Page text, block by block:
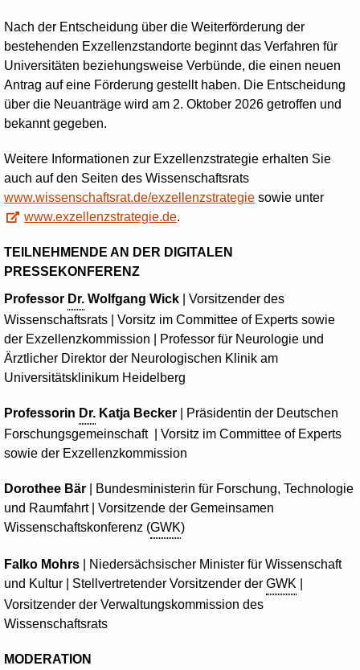
Nach der Entscheidung über die Weiterförderung der
bestehenden Exzellenzstandorte beginnt das Verfahren für
Universitäten beziehungsweise Verbünde, die einen neuen
Antrag auf eine Förderung gestellt haben. Die Entscheidung
über die Neuanträge wird am 2. Oktober 2026 getroffen und
bekannt gegeben.
Weitere Informationen zur Exzellenzstrategie erhalten Sie
auch auf den Seiten des Wissenschaftsrats
www.wissenschaftsrat.de/exzellenzstrategie sowie unter
www.exzellenzstrategie.de.
TEILNEHMENDE AN DER DIGITALEN
PRESSEKONFERENZ
Professor Dr. Wolfgang Wick
| Vorsitzender des
Wissenschaftsrats | Vorsitz im Committee of Experts sowie
der Exzellenzkommission | Professor für Neurologie und
Ärztlicher Direktor der Neurologischen Klinik am
Universitätsklinikum Heidelberg
Professorin Dr. Katja Becker
| Präsidentin der Deutschen
Forschungsgemeinschaft | Vorsitz im Committee of Experts
sowie der Exzellenzkommission
Dorothee Bär
| Bundesministerin für Forschung, Technologie
und Raumfahrt | Vorsitzende der Gemeinsamen
Wissenschaftskonferenz (GWK)
Falko Mohrs
| Niedersächsischer Minister für Wissenschaft
und Kultur | Stellvertretender Vorsitzender der GWK
Vorsitzender der Verwaltungskommission des
Wissenschaftsrats
MODERATION